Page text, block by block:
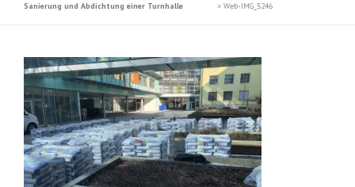
Sanierung und Abdichtung einer Turnhalle
> Web-IMG_5246